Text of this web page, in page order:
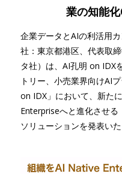
業の知能
企業データとAIの利活用
社：東京都港区、代表取
タ社）は、AI孔明 on IDX
トリー、小売業界向けAI
on IDX」において、新た
Enterpriseへと進化させ
ソリューションを発表いた